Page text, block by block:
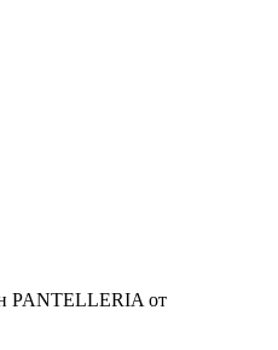
PANTELLERIA от